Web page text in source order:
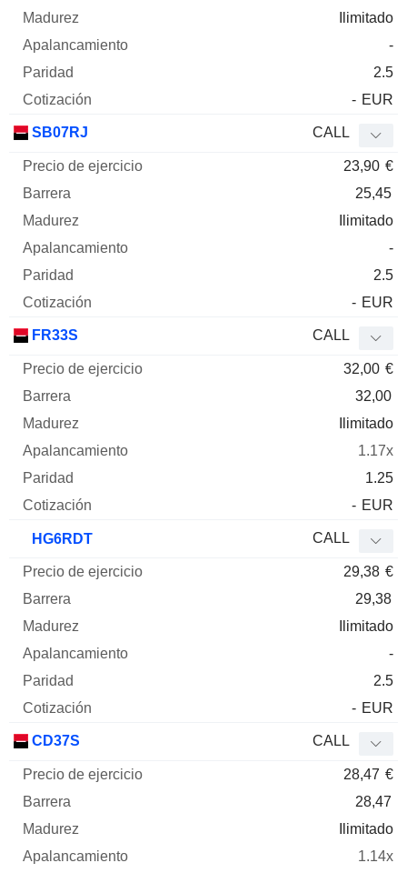
Ilimitado
-
2.5
- EUR
SB07RJ CALL
23,90 €
25,45
Ilimitado
-
2.5
- EUR
FR33S CALL
32,00 €
32,00
Ilimitado
1.17x
1.25
- EUR
HG6RDT CALL
29,38 €
29,38
Ilimitado
-
2.5
- EUR
CD37S CALL
28,47 €
28,47
Ilimitado
1.14x